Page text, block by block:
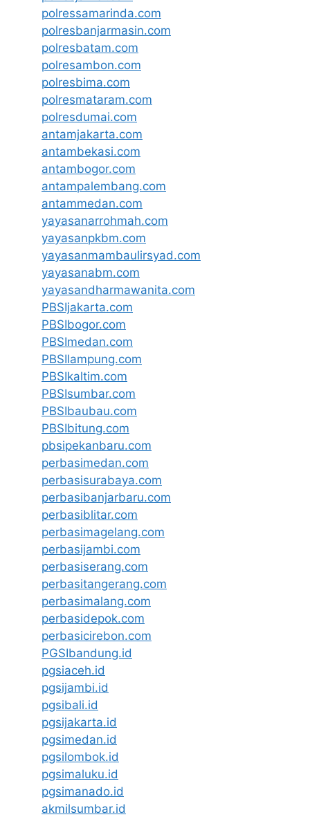
polressamarinda.com
polresbanjarmasin.com
polresbatam.com
polresambon.com
polresbima.com
polresmataram.com
polresdumai.com
antamjakarta.com
antambekasi.com
antambogor.com
antampalembang.com
antammedan.com
yayasanarrohmah.com
yayasanpkbm.com
yayasanmambaulirsyad.com
yayasanabm.com
yayasandharmawanita.com
PBSIjakarta.com
PBSIbogor.com
PBSImedan.com
PBSIlampung.com
PBSIkaltim.com
PBSIsumbar.com
PBSIbaubau.com
PBSIbitung.com
pbsipekanbaru.com
perbasimedan.com
perbasisurabaya.com
perbasibanjarbaru.com
perbasiblitar.com
perbasimagelang.com
perbasijambi.com
perbasiserang.com
perbasitangerang.com
perbasimalang.com
perbasidepok.com
perbasicirebon.com
PGSIbandung.id
pgsiaceh.id
pgsijambi.id
pgsibali.id
pgsijakarta.id
pgsimedan.id
pgsilombok.id
pgsimaluku.id
pgsimanado.id
akmilsumbar.id